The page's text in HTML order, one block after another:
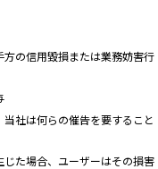
の信用毀損または業務妨害行
社は何らの催告を要すること
た場合、ユーザーはその損害